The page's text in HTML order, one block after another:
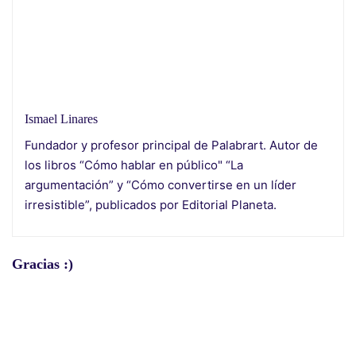
Ismael Linares
Fundador y profesor principal de Palabrart. Autor de
los libros “Cómo hablar en público" “La
argumentación” y “Cómo convertirse en un líder
irresistible”, publicados por Editorial Planeta.
Gracias :)